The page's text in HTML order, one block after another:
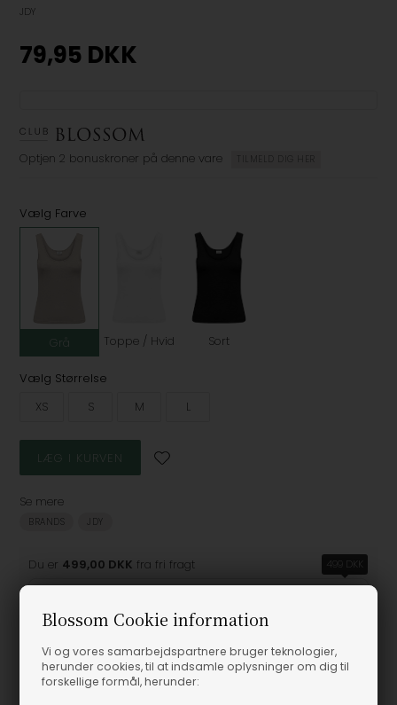
Blossom Cookie information
Vi og vores samarbejdspartnere bruger teknologier,
herunder cookies, til at indsamle oplysninger om dig til
forskellige formål, herunder:
JDY
79,95 DKK
Optjen 2 bonuskroner på denne vare TILMELD DIG HER
Vælg Farve
Grå Toppe / Hvid Sort
Vælg Størrelse
XS
S M L
Se mere
BRANDS JDY
Du er 499,00 DKK fra fri fragt 499 DKK
Produktinformation